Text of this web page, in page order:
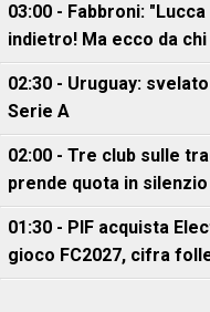
03:00 - Fabbroni:
indietro! Ma ecco da
02:30 - Uruguay:
Serie A
02:00 - Tre club sulle
prende quota in silenzio
01:30 - PIF acquista
gioco FC2027, cifra